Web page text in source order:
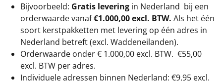
Bijvoorbeeld: Gratis levering in Nederland bij een
orderwaarde vanaf€1.000,00 excl. BTW. Als het één
soort kerstpakketten met levering op één adres in
Nederland betreft (excl. Waddeneilanden).
Orderwaarde onder € 1.000,00 excl. BTW. €55,00
excl. BTW per adres.
Individuele adressen binnen Nederland: €9,95 excl.